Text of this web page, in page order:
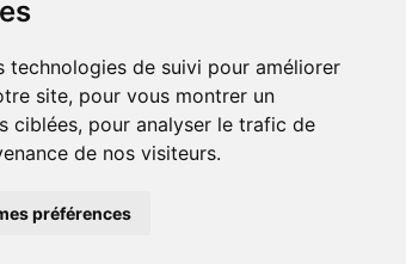
de suivi pour améliorer
site, pour vous montrer un
ciblées, pour analyser le trafic de
de nos visiteurs.
préférences